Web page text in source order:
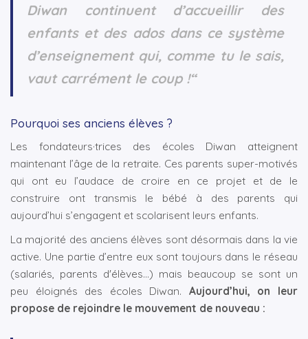
Diwan continuent d’accueillir des
enfants et des ados dans ce système
d’enseignement qui, comme tu le sais,
vaut carrément le coup !“
Pourquoi ses anciens élèves ?
Les fondateurs·trices des écoles Diwan atteignent
maintenant l’âge de la retraite. Ces parents super-motivés
qui ont eu l’audace de croire en ce projet et de le
construire ont transmis le bébé à des parents qui
aujourd’hui s’engagent et scolarisent leurs enfants.
La majorité des anciens élèves sont désormais dans la vie
active. Une partie d’entre eux sont toujours dans le réseau
(salariés, parents d'élèves…) mais beaucoup se sont un
peu éloignés des écoles Diwan. Aujourd’hui, on leur
propose de rejoindre le mouvement de nouveau :